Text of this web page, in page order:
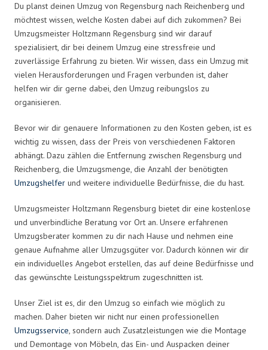
Du planst deinen Umzug von Regensburg nach Reichenberg und
möchtest wissen, welche Kosten dabei auf dich zukommen? Bei
Umzugsmeister Holtzmann Regensburg sind wir darauf
spezialisiert, dir bei deinem Umzug eine stressfreie und
zuverlässige Erfahrung zu bieten. Wir wissen, dass ein Umzug mit
vielen Herausforderungen und Fragen verbunden ist, daher
helfen wir dir gerne dabei, den Umzug reibungslos zu
organisieren.
Bevor wir dir genauere Informationen zu den Kosten geben, ist es
wichtig zu wissen, dass der Preis von verschiedenen Faktoren
abhängt. Dazu zählen die Entfernung zwischen Regensburg und
Reichenberg, die Umzugsmenge, die Anzahl der benötigten
Umzugshelfer und weitere individuelle Bedürfnisse, die du hast.
Umzugsmeister Holtzmann Regensburg bietet dir eine kostenlose
und unverbindliche Beratung vor Ort an. Unsere erfahrenen
Umzugsberater kommen zu dir nach Hause und nehmen eine
genaue Aufnahme aller Umzugsgüter vor. Dadurch können wir dir
ein individuelles Angebot erstellen, das auf deine Bedürfnisse und
das gewünschte Leistungsspektrum zugeschnitten ist.
Unser Ziel ist es, dir den Umzug so einfach wie möglich zu
machen. Daher bieten wir nicht nur einen professionellen
Umzugsservice, sondern auch Zusatzleistungen wie die Montage
und Demontage von Möbeln, das Ein- und Auspacken deiner